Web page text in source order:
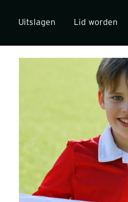
Uitslagen Lid worden